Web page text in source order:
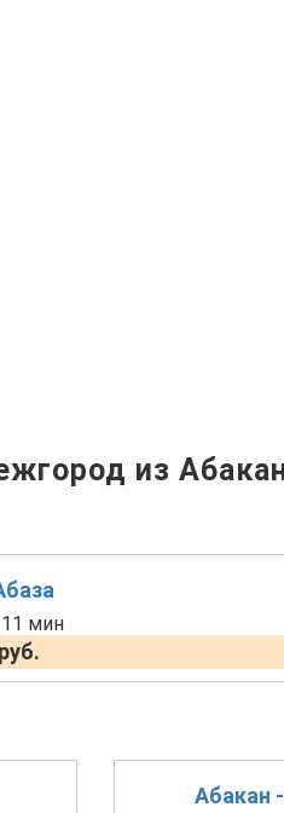
из
мин
Абакан